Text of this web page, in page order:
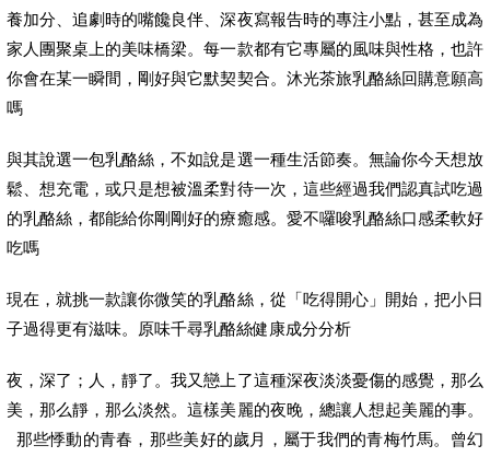
養加分、追劇時的嘴饞良伴、深夜寫報告時的專注小點，甚至成為
家人團聚桌上的美味橋梁。每一款都有它專屬的風味與性格，也許
你會在某一瞬間，剛好與它默契契合。沐光茶旅乳酪絲回購意願高
嗎
與其說選一包乳酪絲，不如說是選一種生活節奏。無論你今天想放
鬆、想充電，或只是想被溫柔對待一次，這些經過我們認真試吃過
的乳酪絲，都能給你剛剛好的療癒感。愛不囉唆乳酪絲口感柔軟好
吃嗎
現在，就挑一款讓你微笑的乳酪絲，從「吃得開心」開始，把小日
子過得更有滋味。原味千尋乳酪絲健康成分分析
夜，深了；人，靜了。我又戀上了這種深夜淡淡憂傷的感覺，那么
美，那么靜，那么淡然。這樣美麗的夜晚，總讓人想起美麗的事。
那些悸動的青春，那些美好的歲月，屬于我們的青梅竹馬。曾幻